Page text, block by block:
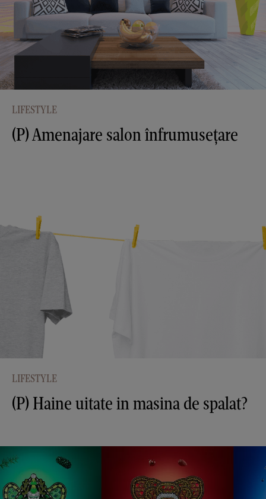
LIFESTYLE
(P) Amenajare salon înfrumusețare
LIFESTYLE
(P) Haine uitate in masina de spalat?